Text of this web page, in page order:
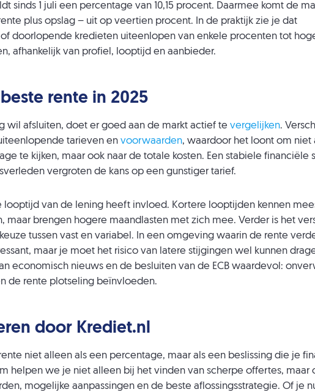
sinds 1 juli een percentage van 10,15 procent. Daarmee komt de
plus opslag – uit op veertien procent. In de praktijk zie je dat
doorlopende kredieten uiteenlopen van enkele procenten tot
afhankelijk van profiel, looptijd en aanbieder.
rente in 2025
wil afsluiten, doet er goed aan de markt actief te vergelijken.
tarieven en voorwaarden, waardoor het loont om niet
te kijken, maar ook naar de totale kosten. Een stabiele financiële
vergroten de kans op een gunstiger tarief.
looptijd van de lening heeft invloed. Kortere looptijden kennen
maar brengen hogere maandlasten met zich mee. Verder is het
tussen vast en variabel. In een omgeving waarin de rente
maar je moet het risico van latere stijgingen wel kunnen
economisch nieuws en de besluiten van de ECB waardevol:
de rente plotseling beïnvloeden.
door Krediet.nl
niet alleen als een percentage, maar als een beslissing die je
helpen we je niet alleen bij het vinden van scherpe offertes, maar
mogelijke aanpassingen en de beste aflossingsstrategie. Of je